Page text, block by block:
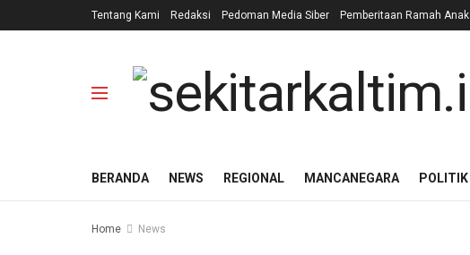
Tentang Kami Redaksi Pedoman Media Siber Pemberitaan Ramah Anak
BERANDA NEWS REGIONAL MANCANEGARA POLITIK
Home News